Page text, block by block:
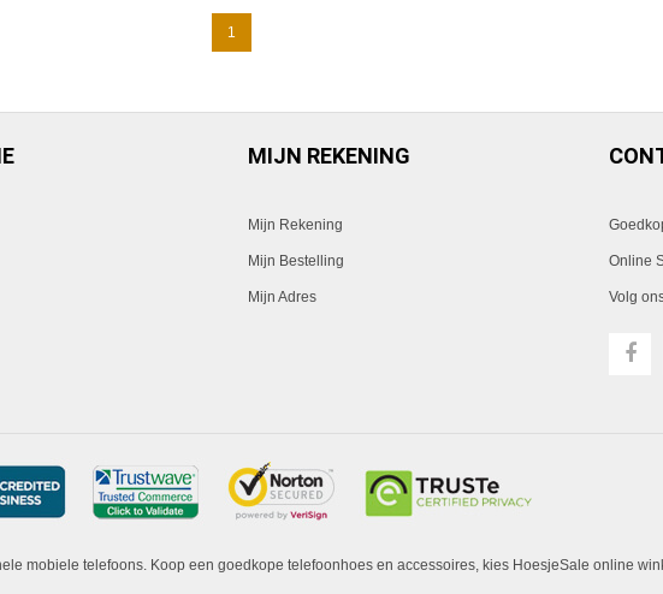
1
MIJN REKENING
Mijn Rekening
Mijn Bestelling
Mijn Adres
Online
Volg
mobiele telefoons. Koop een goedkope telefoonhoes en accessoires, kies HoesjeSale online